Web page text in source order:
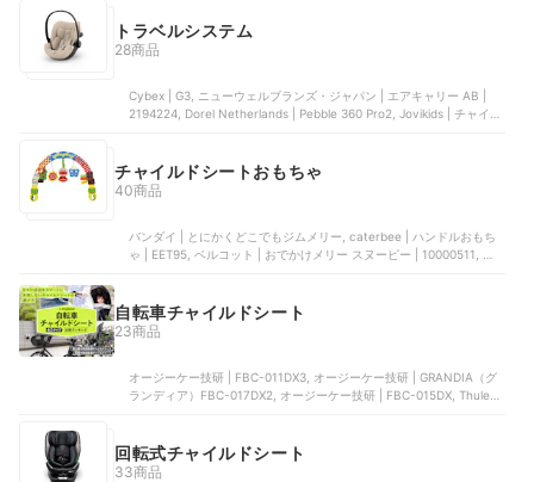
あんかを置いて上昇温度を調べたところ、比較した全商品の平均が
15.8℃（※執筆時点）だったのに対し、本商品は13℃にとどまりまし
単。清潔に保ちやすいところもメリットです。安全面・取りつけやす
さ・手入れのしやすさのどれも高評価を獲得した本商品。親も子ども
採用しており、設置はコネクタをはめこむだけで完了しました。正し
く連結できるとインジケーターが緑色に変化するため、取り付けミス
も防げます。重量は6.7kgと軽く、車間の乗せ替えもしやすいですよ。
おろしできました。シートベルトを通す場所には緑色の目印がついて
おり、迷いません。肩あたりでXP-PAD・腰部分でベルトのずれを防ぐ
ートに沿って調節できるうえに、ヘッドレストの高さ調節機能も搭
載。使用期間は3歳半〜12歳頃までと長く、子どもの成長にあわせて
間はかかりません。カバー類の着脱はしやすく、洗濯機で丸洗いが可
能です。汚れてもしまっても気軽に洗え、清潔を保ちやすいですよ。
トラベルシステム
28商品
Cybex | G3, ニューウェルブランズ・ジャパン | エアキャリー AB |
2194224, Dorel Netherlands | Pebble 360 Pro2, Jovikids | チャイル
チャイルドシートおもちゃ
40商品
バンダイ | とにかくどこでもジムメリー, caterbee | ハンドルおもち
ゃ | ‎EET95, ベルコット | おでかけメリー スヌーピー | 10000511, キ
自転車チャイルドシート
23商品
オージーケー技研 | FBC-011DX3, オージーケー技研 | GRANDIA（グ
ランディア）FBC-017DX2, オージーケー技研 | FBC-015DX, Thule
回転式チャイルドシート
33商品